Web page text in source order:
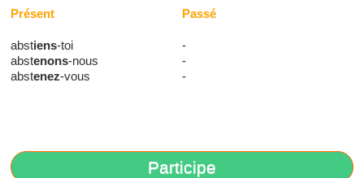
Présent
abstiens-toi
abstenons-nous
abstenez-vous
Passé
-
-
-
Participe